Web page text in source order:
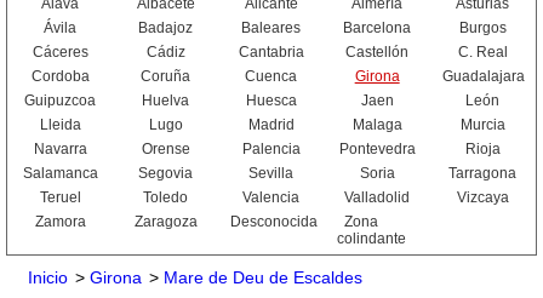
Alava Albacete Alicante Almería
Asturias
Ávila
Badajoz Baleares Barcelona
Burgos
Cáceres
Cádiz Cantabria Castellón
C. Real
Cordoba
Coruña Cuenca Girona
Guadalajara
Guipuzcoa
Huelva Huesca Jaen
León
Lleida
Lugo Madrid Malaga
Murcia
Navarra
Orense Palencia Pontevedra
Rioja
Salamanca
Segovia Sevilla Soria
Tarragona
Teruel
Toledo Valencia Valladolid
Vizcaya
Zamora
Zaragoza Desconocida
Zona
colindante
Inicio > Girona > Mare de Deu de Escaldes